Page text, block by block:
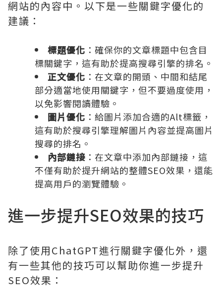
網站的內容中。以下是一些關鍵字優化的
建議：
標題優化 ：確保你的文章標題中包含目
標關鍵字，這有助於提高搜尋引擎的排名。
正文優化 ：在文章的開頭、中間和結尾
部分適當地使用關鍵字，但不要過度使用，
以免影響閱讀體驗。
圖片優化 ：給圖片添加合適的Alt標籤，
這有助於搜尋引擎理解圖片內容並提高圖片
搜尋的排名。
內部鏈接 ：在文章中添加內部鏈接，這
不僅有助於提升網站的整體SEO效果，還能
提高用戶的瀏覽體驗。
進一步提升SEO效果的技巧
除了使用ChatGPT進行關鍵字優化外，還
有一些其他的技巧可以幫助你進一步提升
SEO效果：